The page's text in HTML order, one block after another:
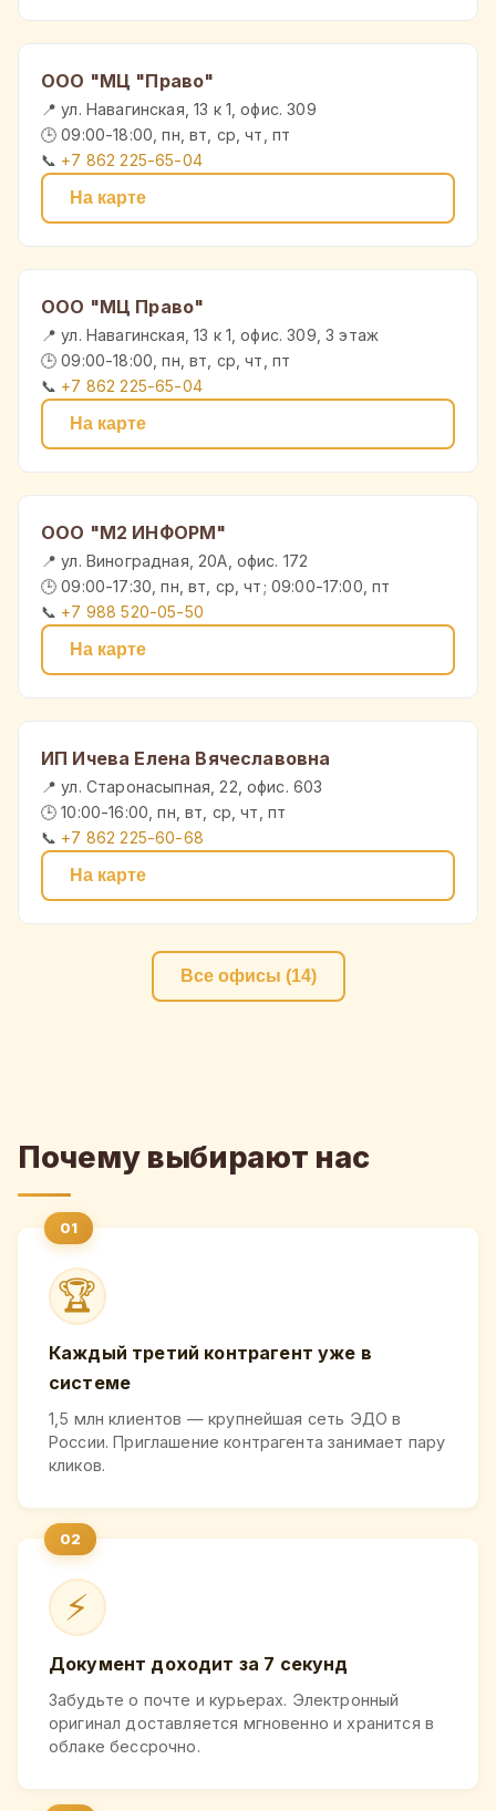
ООО "МЦ "Право"
📍 ул. Навагинская, 13 к 1, офис. 309
🕒 09:00-18:00, пн, вт, ср, чт, пт
📞 +7 862 225-65-04
На карте
ООО "МЦ Право"
📍 ул. Навагинская, 13 к 1, офис. 309, 3 этаж
🕒 09:00-18:00, пн, вт, ср, чт, пт
📞 +7 862 225-65-04
На карте
ООО "М2 ИНФОРМ"
📍 ул. Виноградная, 20А, офис. 172
🕒 09:00-17:30, пн, вт, ср, чт; 09:00-17:00, пт
📞 +7 988 520-05-50
На карте
ИП Ичева Елена Вячеславовна
📍 ул. Старонасыпная, 22, офис. 603
🕒 10:00-16:00, пн, вт, ср, чт, пт
📞 +7 862 225-60-68
На карте
Все офисы (14)
Почему выбирают нас
🏆
Каждый третий контрагент уже в
системе
1,5 млн клиентов — крупнейшая сеть ЭДО в
России. Приглашение контрагента занимает пару
кликов.
⚡
Документ доходит за 7 секунд
Забудьте о почте и курьерах. Электронный
оригинал доставляется мгновенно и хранится в
облаке бессрочно.